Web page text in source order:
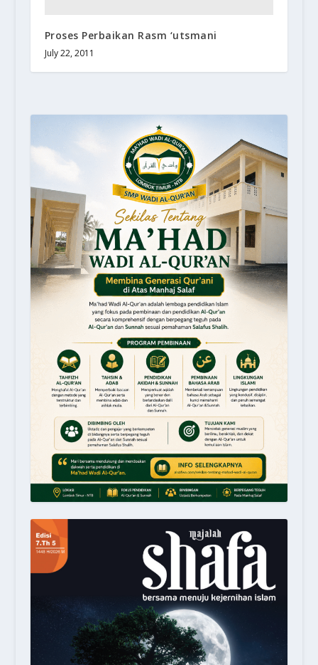
Proses Perbaikan Rasm ‘utsmani
July 22, 2011